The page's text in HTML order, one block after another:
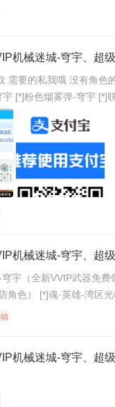
机械迷城-穹宇、超
有效✌︎' ֊' CF活动： [*]CVIP终身资格 [*]机械迷城-
[*]粉色烟雾弹-穹宇 [*]
机械迷城-穹宇、超
角色） [*]魂·英雄-湾区
机械迷城-穹宇、超